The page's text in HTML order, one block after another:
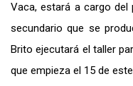
Vaca, estará a cargo del
secundario que se
Brito ejecutará el taller
que empieza el 15 de